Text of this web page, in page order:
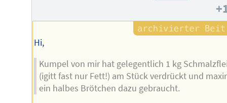
Hi,
Kumpel von mir hat gelegentlich 1 kg
(igitt fast nur Fett!) am Stück verdrückt und
ein halbes Brötchen dazu gebraucht.